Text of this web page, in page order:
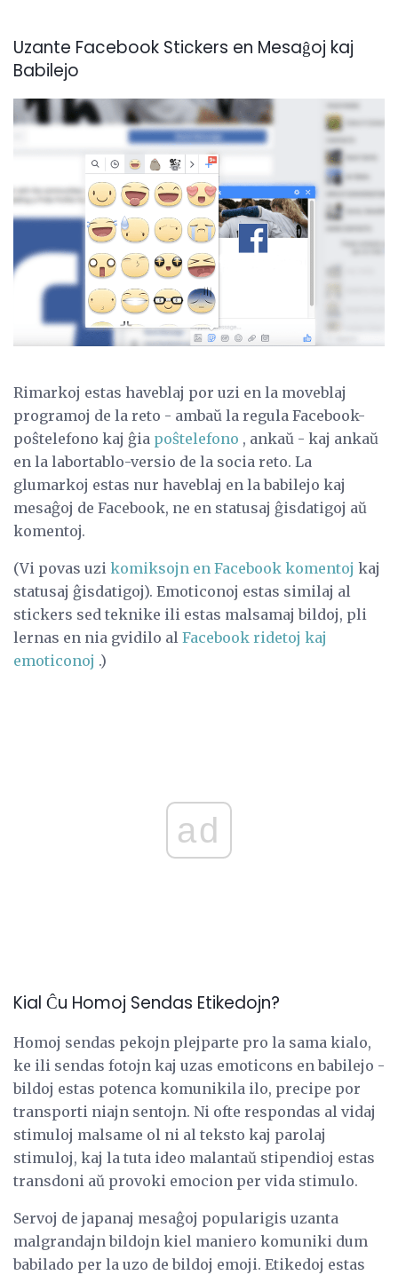
Uzante Facebook Stickers en Mesaĝoj kaj
Babilejo
Rimarkoj estas haveblaj por uzi en la moveblaj
programoj de la reto - ambaŭ la regula Facebook-
poŝtelefono kaj ĝia poŝtelefono , ankaŭ - kaj ankaŭ
en la labortablo-versio de la socia reto. La
glumarkoj estas nur haveblaj en la babilejo kaj
mesaĝoj de Facebook, ne en statusaj ĝisdatigoj aŭ
komentoj.
(Vi povas uzi komiksojn en Facebook komentoj kaj
statusaj ĝisdatigoj). Emoticonoj estas similaj al
stickers sed teknike ili estas malsamaj bildoj, pli
lernas en nia gvidilo al Facebook ridetoj kaj
emoticonoj .)
ad
Kial Ĉu Homoj Sendas Etikedojn?
Homoj sendas pekojn plejparte pro la sama kialo,
ke ili sendas fotojn kaj uzas emoticons en babilejo -
bildoj estas potenca komunikila ilo, precipe por
transporti niajn sentojn. Ni ofte respondas al vidaj
stimuloj malsame ol ni al teksto kaj parolaj
stimuloj, kaj la tuta ideo malantaŭ stipendioj estas
transdoni aŭ provoki emocion per vida stimulo.
Servoj de japanaj mesaĝoj popularigis uzanta
malgrandajn bildojn kiel maniero komuniki dum
babilado per la uzo de bildoj emoji. Etikedoj estas